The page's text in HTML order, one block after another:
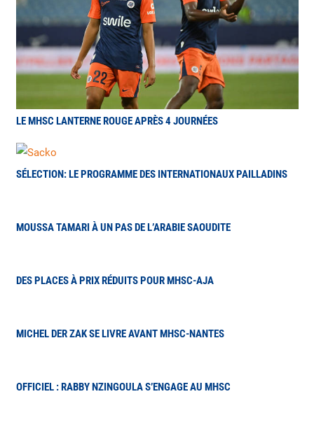
LE MHSC LANTERNE ROUGE APRÈS 4 JOURNÉES
SÉLECTION: LE PROGRAMME DES INTERNATIONAUX PAILLADINS
MOUSSA TAMARI À UN PAS DE L’ARABIE SAOUDITE
DES PLACES À PRIX RÉDUITS POUR MHSC-AJA
MICHEL DER ZAK SE LIVRE AVANT MHSC-NANTES
OFFICIEL : RABBY NZINGOULA S’ENGAGE AU MHSC